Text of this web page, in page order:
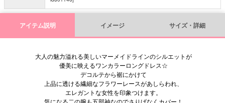
アイテム説明 イメージ サイズ・詳細
大人の魅力溢れる美しいマーメイドラインのシルエットが
優美に映えるワンカラーロングドレス☆
デコルテから裾にかけて
上品に透ける繊細なフラワーレースがあしらわれ、
エレガントな女性を印象つけます。